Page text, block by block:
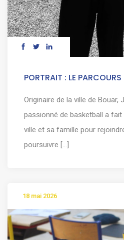
PORTRAIT : LE
Originaire de la ville de Bouar,
passionné de basketball a
ville et sa famille pour
poursuivre [...]
18 mai 2026